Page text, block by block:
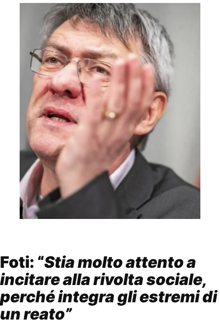
Foti: “Stia molto attento a
incitare alla rivolta sociale,
perché integra gli estremi di
un reato”